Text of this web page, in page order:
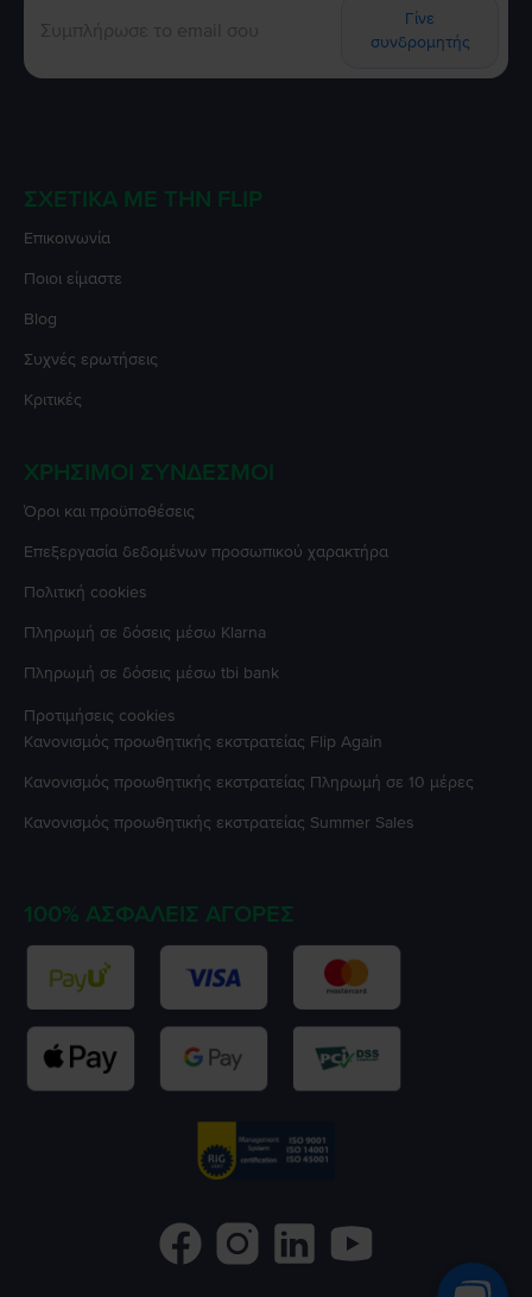
Γίνε
συνδρομητής
ΣΧΕΤΙΚΆ ΜΕ ΤΗΝ FLIP
Επικοινωνία
Ποιοι είμαστε
Blog
Συχνές ερωτήσεις
Κριτικές
ΧΡΉΣΙΜΟΙ ΣΎΝΔΕΣΜΟΙ
Όροι και προϋποθέσεις
Επεξεργασία δεδομένων προσωπικού χαρακτήρα
Πολιτική cookies
Πληρωμή σε δόσεις μέσω Klarna
Πληρωμή σε δόσεις μέσω tbi bank
Προτιμήσεις cookies
Κανονισμός προωθητικής εκστρατείας Flip Again
Κανονισμός προωθητικής εκστρατείας Πληρωμή σε 10 μέρες
Κανονισμός προωθητικής εκστρατείας Summer Sales
100% ΑΣΦΑΛΕΊΣ ΑΓΟΡΈΣ